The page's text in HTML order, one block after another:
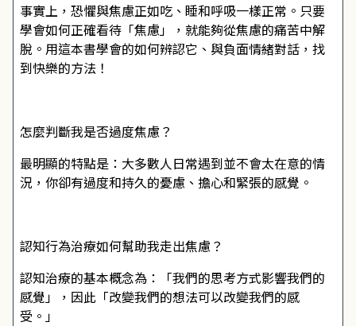
事實上，恐懼與焦慮正如吃、睡和呼吸一樣正常。只要
學會如何正確看待「焦慮」，就能夠從焦慮的痛苦中解
脫。用這本書學會的如何辨認它、與負面情緒對話，找
到快樂的方法！
怎麼判斷我是否過度焦慮？
最明顯的特點是：大多數人日常遇到並不會太在意的情
況，你卻有過度和持久的憂慮、擔心和緊張的感覺。
認知行為治療如何幫助我走出焦慮？
認知治療的基本概念為：「我們的思考方式影響我們的
感覺」，因此「改變我們的想法可以改變我們的感
受。」